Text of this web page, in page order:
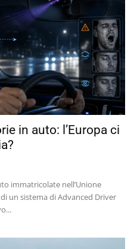
in auto: l’Europa ci
immatricolate nell’Unione
un sistema di Advanced Driver